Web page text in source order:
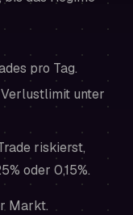
pro Tag.
unter
riskierst,
oder 0,15%.
Markt.